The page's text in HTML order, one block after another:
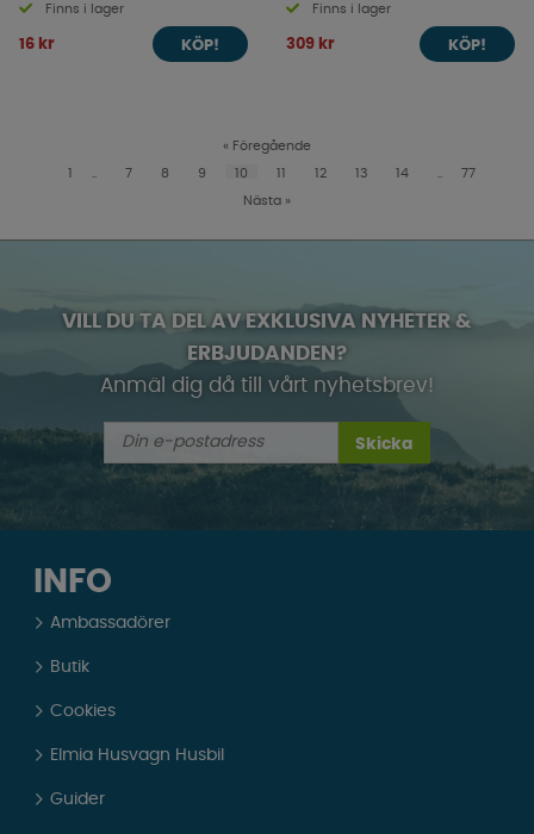
Finns i lager
16 kr KÖP!
Finns i lager
309 kr KÖP!
« Föregående
1 7 8 9 10 11 12 13 14 77
Nästa »
VILL DU TA DEL AV EXKLUSIVA NYHETER &
ERBJUDANDEN?
Anmäl dig då till vårt nyhetsbrev!
Skicka
INFO
Ambassadörer
Butik
Cookies
Elmia Husvagn Husbil
Guider